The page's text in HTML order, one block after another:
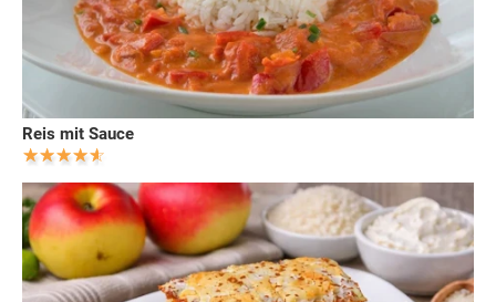
Reis mit Sauce